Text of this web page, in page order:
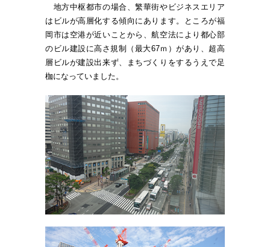
地方中枢都市の場合、繁華街やビジネスエリア
はビルが高層化する傾向にあります。ところが福
岡市は空港が近いことから、航空法により都心部
のビル建設に高さ規制（最大67ｍ）があり、超高
層ビルが建設出来ず、まちづくりをするうえで足
枷になっていました。